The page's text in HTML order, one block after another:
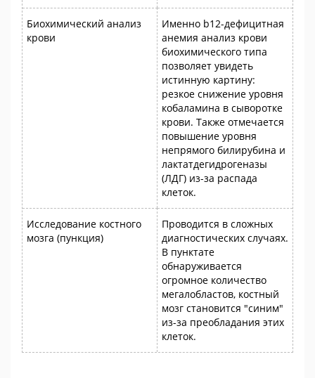
Биохимический анализ
крови
Именно b12-дефицитная
анемия анализ крови
биохимического типа
позволяет увидеть
истинную картину:
резкое снижение уровня
кобаламина в сыворотке
крови. Также отмечается
повышение уровня
непрямого билирубина и
лактатдегидрогеназы
(ЛДГ) из-за распада
клеток.
Исследование костного
мозга (пункция)
Проводится в сложных
диагностических случаях.
В пунктате
обнаруживается
огромное количество
мегалобластов, костный
мозг становится "синим"
из-за преобладания этих
клеток.